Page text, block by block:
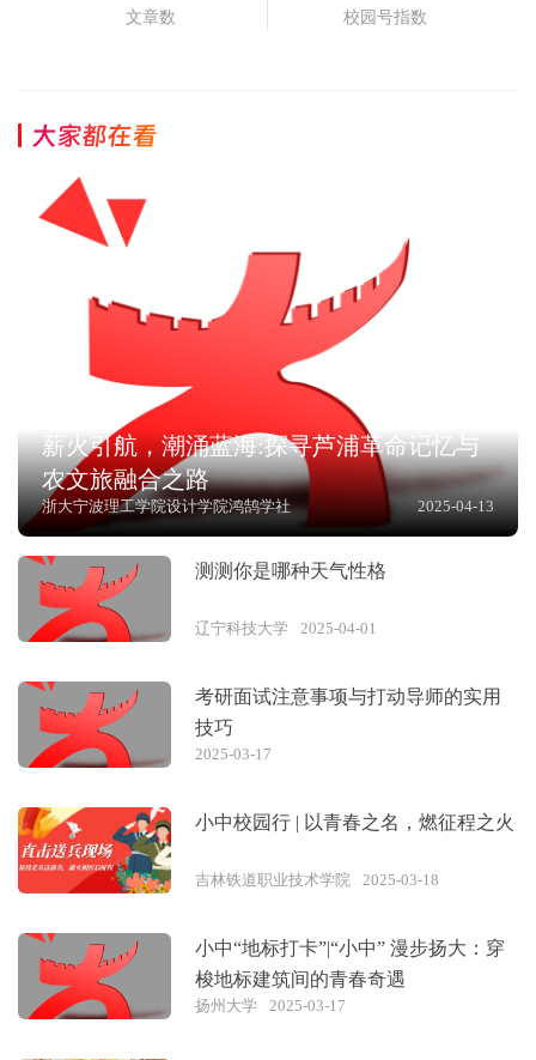
文章数 校园号指数
大家都在看
薪火引航，潮涌蓝海:探寻芦浦革命记忆与
农文旅融合之路
浙大宁波理工学院设计学院鸿鹄学社 2025-04-13
测测你是哪种天气性格
辽宁科技大学 2025-04-01
考研面试注意事项与打动导师的实用
技巧
2025-03-17
小中校园行 | 以青春之名，燃征程之火
吉林铁道职业技术学院 2025-03-18
小中“地标打卡”|“小中” 漫步扬大：穿
梭地标建筑间的青春奇遇
扬州大学 2025-03-17